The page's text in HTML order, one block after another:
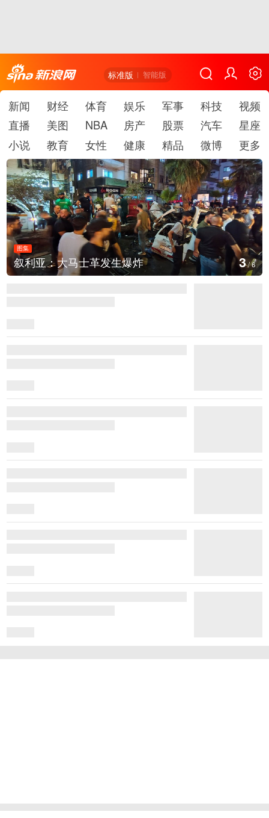
标准版 智能版
新闻 财经 体育 娱乐 军事 科技
视频
直播
美图 NBA 房产 股票 汽车
星座
小说
教育 女性 健康 精品 微博 更多
图集
叙利亚：大马士革发生爆炸 3/6